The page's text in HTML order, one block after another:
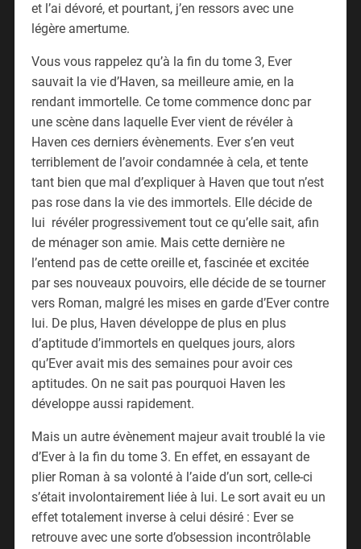
et l’ai dévoré, et pourtant, j’en ressors avec une
légère amertume.
Vous vous rappelez qu’à la fin du tome 3, Ever
sauvait la vie d’Haven, sa meilleure amie, en la
rendant immortelle. Ce tome commence donc par
une scène dans laquelle Ever vient de révéler à
Haven ces derniers évènements. Ever s’en veut
terriblement de l’avoir condamnée à cela, et tente
tant bien que mal d’expliquer à Haven que tout n’est
pas rose dans la vie des immortels. Elle décide de
lui révéler progressivement tout ce qu’elle sait, afin
de ménager son amie. Mais cette dernière ne
l’entend pas de cette oreille et, fascinée et excitée
par ses nouveaux pouvoirs, elle décide de se tourner
vers Roman, malgré les mises en garde d’Ever contre
lui. De plus, Haven développe de plus en plus
d’aptitude d’immortels en quelques jours, alors
qu’Ever avait mis des semaines pour avoir ces
aptitudes. On ne sait pas pourquoi Haven les
développe aussi rapidement.
Mais un autre évènement majeur avait troublé la vie
d’Ever à la fin du tome 3. En effet, en essayant de
plier Roman à sa volonté à l’aide d’un sort, celle-ci
s’était involontairement liée à lui. Le sort avait eu un
effet totalement inverse à celui désiré : Ever se
retrouve avec une sorte d’obsession incontrôlable